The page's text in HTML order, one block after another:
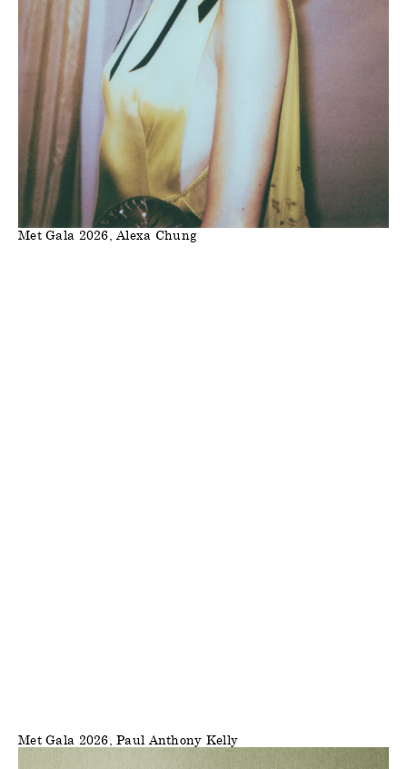
Met Gala 2026, Alexa Chung
Met Gala 2026, Paul Anthony Kelly